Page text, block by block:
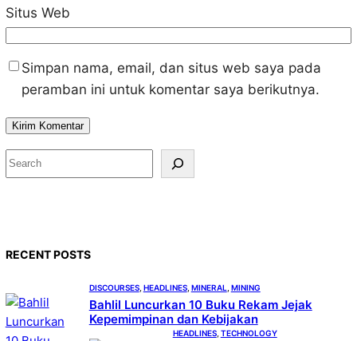
Situs Web
Simpan nama, email, dan situs web saya pada
peramban ini untuk komentar saya berikutnya.
S
e
RECENT POSTS
DISCOURSES, HEADLINES, MINERAL MINING
Bahlil Luncurkan 10 Buku Rekam Jejak
Kepemimpinan dan Kebijakan
HEADLINES, TECHNOLOGY